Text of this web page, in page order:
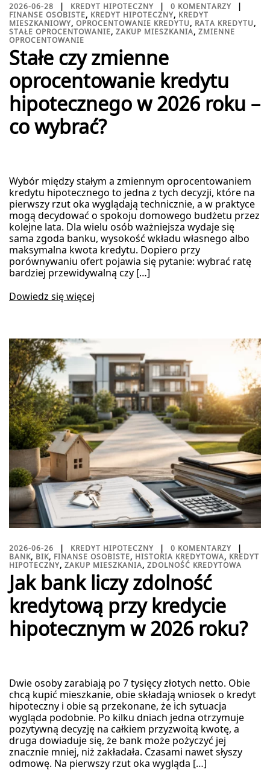
2026-06-28 KREDYT HIPOTECZNY
0 KOMENTARZY
FINANSE OSOBISTE, KREDYT HIPOTECZNY, KREDYT
MIESZKANIOWY, OPROCENTOWANIE KREDYTU, RATA KREDYTU,
STAŁE OPROCENTOWANIE, ZAKUP MIESZKANIA, ZMIENNE
OPROCENTOWANIE
Stałe czy zmienne
oprocentowanie kredytu
hipotecznego w 2026 roku –
co wybrać?
Wybór między stałym a zmiennym oprocentowaniem
kredytu hipotecznego to jedna z tych decyzji, które na
pierwszy rzut oka wyglądają technicznie, a w praktyce
mogą decydować o spokoju domowego budżetu przez
kolejne lata. Dla wielu osób ważniejsza wydaje się
sama zgoda banku, wysokość wkładu własnego albo
maksymalna kwota kredytu. Dopiero przy
porównywaniu ofert pojawia się pytanie: wybrać ratę
bardziej przewidywalną czy […]
Dowiedz się więcej
2026-06-26 KREDYT HIPOTECZNY
0 KOMENTARZY
BANK, BIK, FINANSE OSOBISTE, HISTORIA KREDYTOWA, KREDYT
HIPOTECZNY, ZAKUP MIESZKANIA, ZDOLNOŚĆ KREDYTOWA
Jak bank liczy zdolność
kredytową przy kredycie
hipotecznym w 2026 roku?
Dwie osoby zarabiają po 7 tysięcy złotych netto. Obie
chcą kupić mieszkanie, obie składają wniosek o kredyt
hipoteczny i obie są przekonane, że ich sytuacja
wygląda podobnie. Po kilku dniach jedna otrzymuje
pozytywną decyzję na całkiem przyzwoitą kwotę, a
druga dowiaduje się, że bank może pożyczyć jej
znacznie mniej, niż zakładała. Czasami nawet słyszy
odmowę. Na pierwszy rzut oka wygląda […]